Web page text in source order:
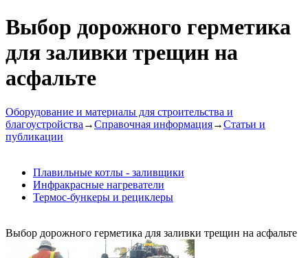
Выбор дорожного герметика
для заливки трещин на
асфальте
Оборудование и материалы для строительства и
благоустройства →Справочная информация→Статьи и
публикации
Плавильные котлы - заливщики
Инфракрасные нагреватели
Термос-бункеры и рециклеры
Выбор дорожного герметика для заливки трещин на асфальте